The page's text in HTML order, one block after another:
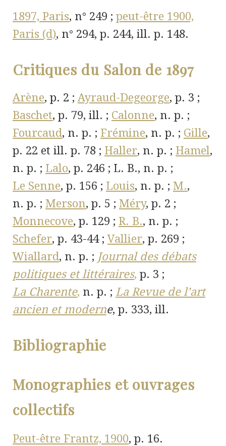
1897, Paris, n° 249 ; peut-être 1900,
Paris (d), n° 294, p. 244, ill. p. 148.
Critiques du Salon de 1897
Arène, p. 2 ;Ayraud-Degeorge, p. 3 ;
Baschet, p. 79, ill. ; Calonne, n. p. ;
Fourcaud, n. p. ; Frémine, n. p. ; Gille,
p. 22 et ill. p. 78 ; Haller, n. p. ; Hamel,
n. p. ; Lalo, p. 246 ; L. B., n. p. ;
Le Senne, p. 156 ; Louis, n. p. ; M.,
n. p. ; Merson, p. 5 ; Méry, p. 2 ;
Monnecove, p. 129 ; R. B., n. p. ;
Schefer, p. 43-44 ;Vallier, p. 269 ;
Wiallard, n. p. ; Journal des débats
politiques et littéraires, p. 3 ;
La Charente, n. p. ; La Revue de l’art
ancien et moderne, p. 333, ill.
Bibliographie
Monographies et ouvrages
collectifs
Peut-être Frantz, 1900, p. 16.